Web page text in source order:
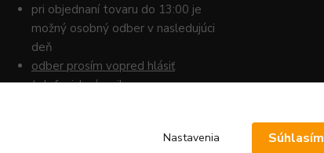
pri objednaní tovaru do 13:00 je
možný osobný odber v nasledujúci
deň
odber prosím vopred hlásiť
telefonicky / mailom.
Nastavenia Súhlasím